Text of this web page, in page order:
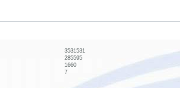
3531531
285595
1660
7